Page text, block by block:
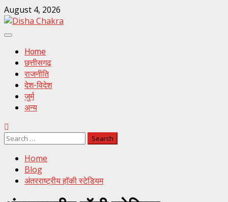
Skip
to
content
August 4, 2026
Primary
MenuHome
छत्तीसगढ़
राजनीति
देश-विदेश
जुर्म
अन्य
Search
Home
Blog
अंतरराष्ट्रीय हॉकी स्टेडियम